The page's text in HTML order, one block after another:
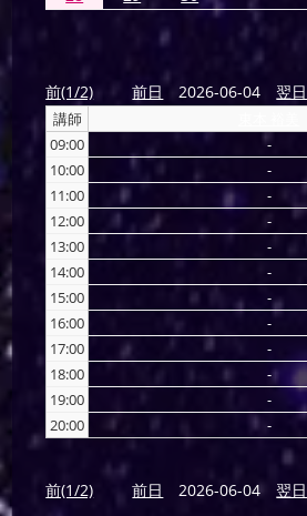
前(1/2) 前日 2026-06-04 翌日
講師
09:00
-
10:00
-
11:00
-
12:00
-
13:00
-
14:00
-
15:00
-
16:00
-
17:00
-
18:00
-
19:00
-
20:00
-
前(1/2) 前日 2026-06-04 翌日